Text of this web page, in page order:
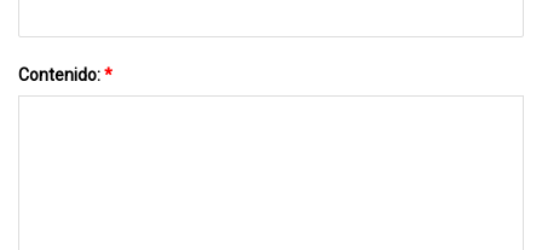
Contenido:*